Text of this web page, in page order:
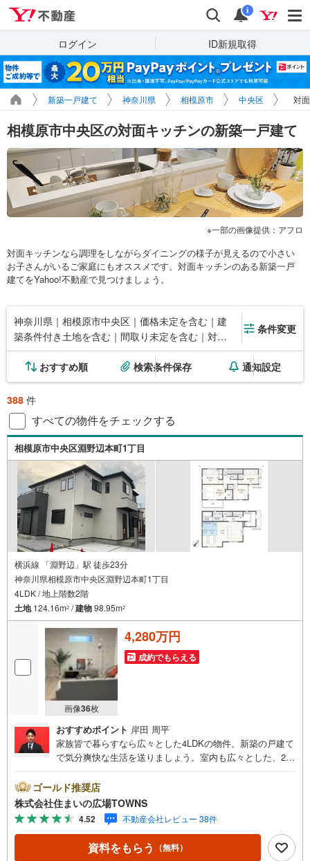
検索 通知
i
ログイン ID新規取得
新築一戸建て 神奈川県 相模原市 中央区 対
相模原市中央区の対面キッチンの新築一戸建て
一部の画像提供：アフロ
対面キッチンなら調理をしながらダイニングの様子が見えるので小さい
お子さんがいるご家庭にもオススメです。対面キッチンのある新築一戸
建てをYahoo!不動産で見つけましょう。
神奈川県｜相模原市中央区｜価格未定を含む｜建
築条件付き土地を含む｜間取り未定を含む｜対面
キッチン
条件変更
おすすめ順 検索条件保存 通知設定
388 件
すべての物件をチェックする
相模原市中央区淵野辺本町1丁目
横浜線 「淵野辺」駅 徒歩23分
神奈川県相模原市中央区淵野辺本町1丁目
4LDK / 地上階数2階
土地124.16m2 /建物98.95m2
画像36枚
4,280万円
成約でもらえる
おすすめポイント 岸田 周平
家族皆で暮らすなら広々とした4LDKの物件。新築の戸建て
で気分爽快な生活を送りましょう。室内も広々とした、202
に一押しなピカピカの新築物件です。高い耐震構造によ
り、リスクを少しでも抑えた構造になっています。宅配ボ
ックスを利用すれば不在時や家にいながら対応できないと
きでも、再配達を待たずに荷物を受け取れます。建物面積
が98.95平米と十分な広さでゆったりと生活できるのではな
いのでしょうか。【年中無休/9:00～21:00】人気物件は特
ゴールド推奨店
株式会社住まいの広場TOWNS
4.52 不動産会社レビュー 38件
資料をもらう （無料）